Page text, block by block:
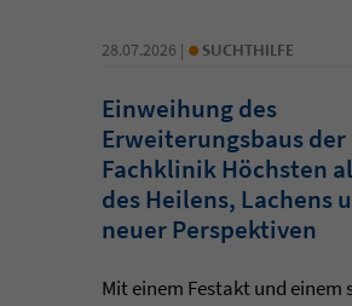
28.07.2026 | • SUCHTHILFE
Einweihung des
Erweiterungsbaus der
Fachklinik Höchsten
des Heilens, Lachens
neuer Perspektiven
Mit einem Festakt und einem